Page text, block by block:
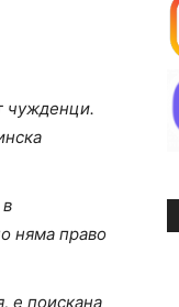
чужденци.
няма право
е поискана